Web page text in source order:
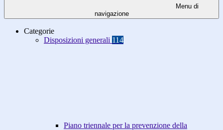
Menu di
navigazione
Categorie
Disposizioni generali 114
Piano triennale per la prevenzione della